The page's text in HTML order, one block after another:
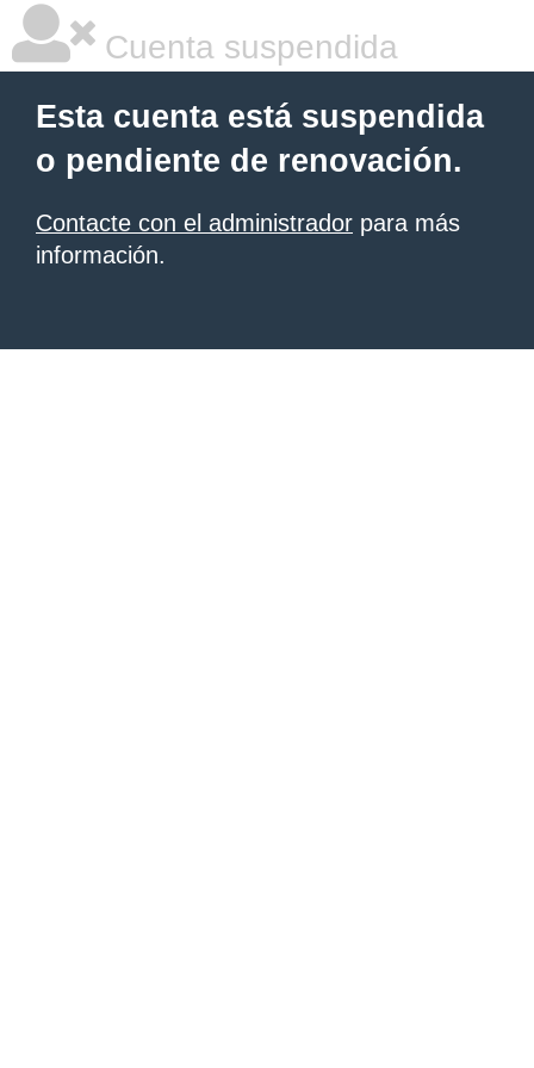
Cuenta suspendida
Esta cuenta está suspendida
o pendiente de renovación.
Contacte con el administrador para más
información.